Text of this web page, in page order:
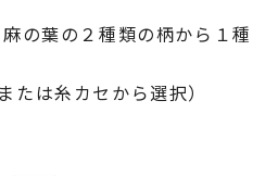
の葉の２種類の柄から１種
たは糸カセから選択）